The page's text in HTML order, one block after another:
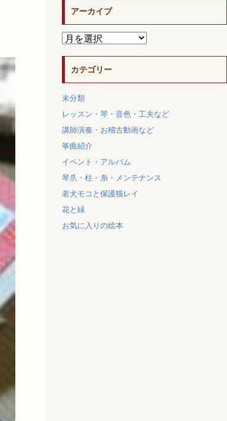
アーカイブ
カテゴリー
未分類
レッスン・琴・音色・工夫など
講師演奏・お稽古動画など
筝曲紹介
イベント・アルバム
琴爪・柱・糸・メンテナンス
老犬モコと保護猫レイ
花と緑
お気に入りの絵本